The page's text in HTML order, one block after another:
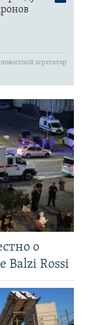
о
Balzi Rossi